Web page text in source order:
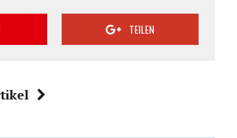
TEILEN